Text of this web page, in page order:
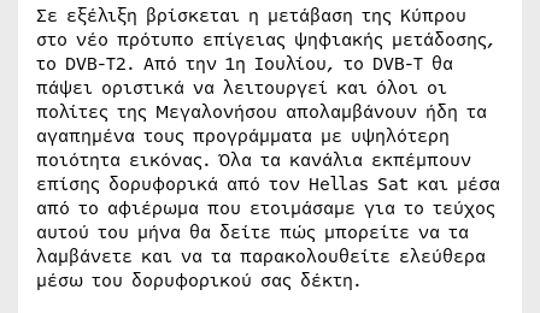
Σε εξέλιξη βρίσκεται η μετάβαση της Κύπρου
στο νέο πρότυπο επίγειας ψηφιακής μετάδοσης,
το DVB-T2. Από την 1η Ιουλίου, το DVB-T θα
πάψει οριστικά να λειτουργεί και όλοι οι
πολίτες της Μεγαλονήσου απολαμβάνουν ήδη τα
αγαπημένα τους προγράμματα με υψηλότερη
ποιότητα εικόνας. Όλα τα κανάλια εκπέμπουν
επίσης δορυφορικά από τον Hellas Sat και μέσα
από το αφιέρωμα που ετοιμάσαμε για το τεύχος
αυτού του μήνα θα δείτε πώς μπορείτε να τα
λαμβάνετε και να τα παρακολουθείτε ελεύθερα
μέσω του δορυφορικού σας δέκτη.